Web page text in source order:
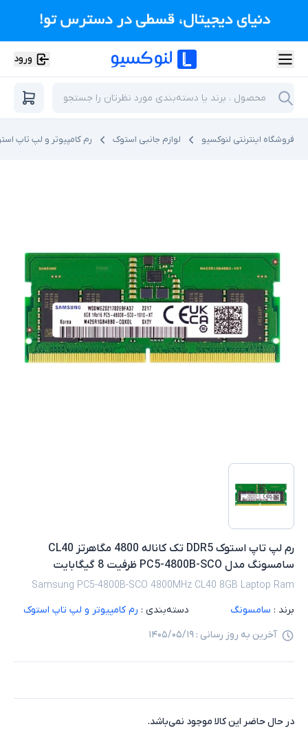
ورود
فروشگاه اینترنتی لنوکسیو لوازم جانبی استوک رم کامپیوتر و لپ تاپ
رم لپ تاپ استوک DDR5 تک کاناله 4800 مگاهرتز CL40
سامسونگ مدل PC5-4800B-SCO ظرفیت 8 گیگابایت
Samsung PC5-4800B-SCO 4800MHz CL40 8GB Laptop Ram
برند : سامسونگ دسته‌بندی : رم کامپیوتر و لپ تاپ استوک
آخرین به روز رسانی : ۱۴۰۵/۰۵/۱۹
در حال حاضر این کالا موجود نمی‌باشد.